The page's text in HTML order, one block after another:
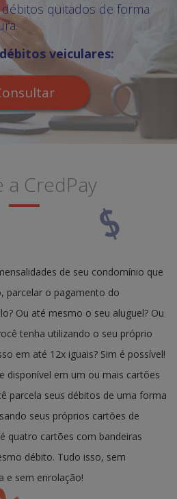
quitados de forma
veiculares:
a CredPay
de seu condomínio que
parcelar o pagamento do
Ou até mesmo o seu aluguel? Ou
tenha utilizando o seu próprio
em até 12x iguais? Sim é possível!
disponível em um ou mais cartões
parcela seus débitos de uma forma
seus próprios cartões de
quatro cartões com bandeiras
débito. Tudo isso, sem
e sem enrolação!